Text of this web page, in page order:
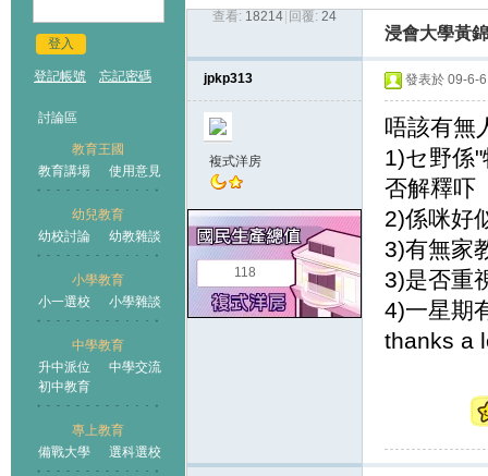
登入
登記帳號 忘記密碼
討論區
教育王國
教育講場
使用意見
幼兒教育
幼校討論
幼教雜談
小學教育
小一選校
小學雜談
中學教育
升中派位
中學交流
初中教育
專上教育
備戰大學
選科選校
教育
王國
›
查看: 18214 回覆: 24
浸會大學黃
jpkp313
複式洋房
118
發表於 09-6-
唔該有無
1)セ野係
否解釋吓
2)係咪好
3)有無家
3)是否重
4)一星期
thanks a